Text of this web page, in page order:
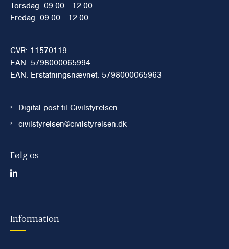
Torsdag: 09.00 - 12.00
Fredag: 09.00 - 12.00
CVR: 11570119
EAN: 5798000065994
EAN: Erstatningsnævnet: 5798000065963
Digital post til Civilstyrelsen
civilstyrelsen@civilstyrelsen.dk
Følg os
Information